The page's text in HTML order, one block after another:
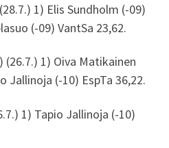
1) Elis Sundholm (-09)
(-09) VantSa 23,62.
1) Oiva Matikainen
Jallinoja (-10) EspTa 36,22.
1) Tapio Jallinoja (-10)